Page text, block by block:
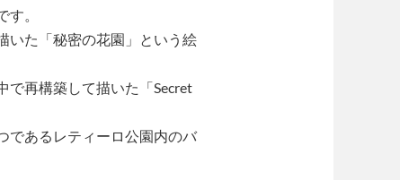
。
いた「秘密の花園」という絵
で再構築して描いた「Secret
であるレティーロ公園内のバ